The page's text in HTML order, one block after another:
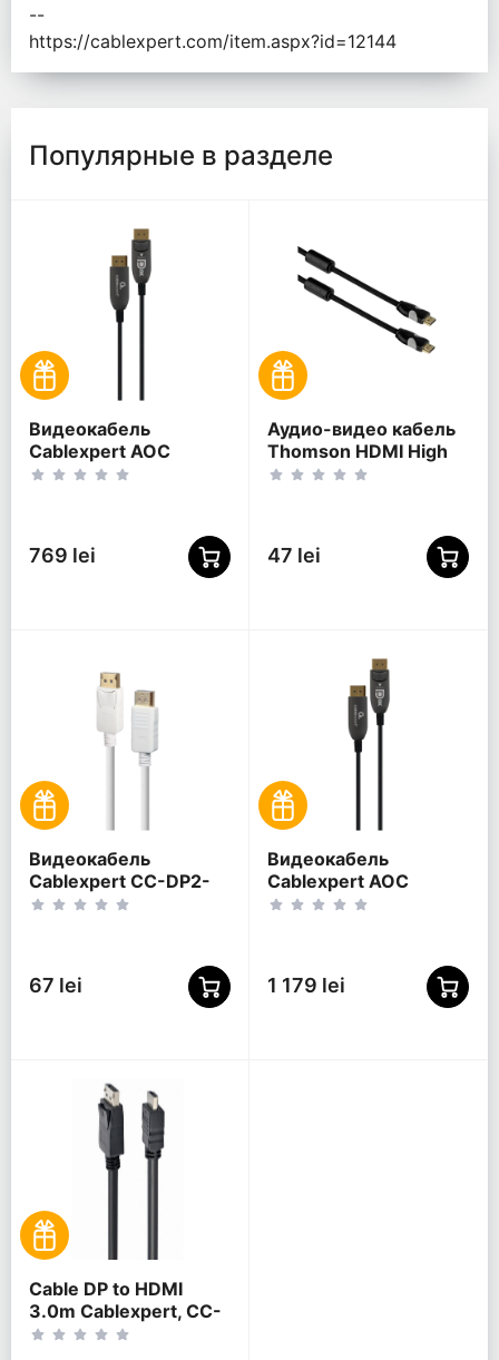
--
https://cablexpert.com/item.aspx?id=12144
Популярные в разделе
Видеокабель
Cablexpert AOC
Premium Series,
769 lei
Аудио-видео кабель
Thomson HDMI High
Speed, HDMI (M) -
47 lei
Видеокабель
Cablexpert CC-DP2-
6-W, DisplayPort (M) -
67 lei
Видеокабель
Cablexpert AOC
Premium Series,
1 179 lei
Cable DP to HDMI
3.0m Cablexpert, CC-
DP-HDMI-3M